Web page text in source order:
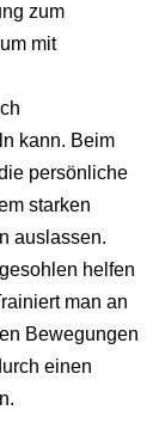
zum
mit
kann. Beim
persönliche
starken
auslassen.
helfen
man an
Bewegungen
einen